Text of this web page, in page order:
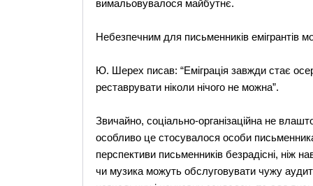
вимальовувалося майбутнє.
Небезпечним для письменників емігрантів
Ю. Шерех писав: “Еміграція завжди стає
реставрувати ніколи нічого не можна”.
Звичайно, соціально-організаційна не
особливо це стосувалося особи
перспективи письменників безрадісні, ніж
чи музика можуть обслуговувати чужу